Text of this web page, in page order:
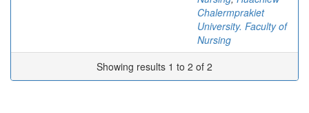
Chalermprakiet
University. Faculty of
Nursing
Showing results 1 to 2 of 2